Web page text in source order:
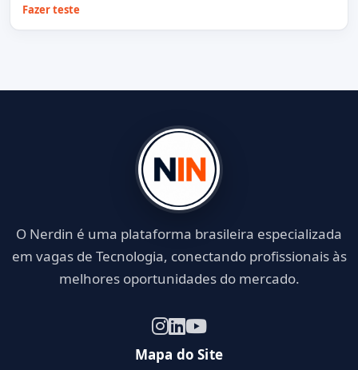
Fazer teste
O Nerdin é uma plataforma brasileira especializada
em vagas de Tecnologia, conectando profissionais às
melhores oportunidades do mercado.
Mapa do Site